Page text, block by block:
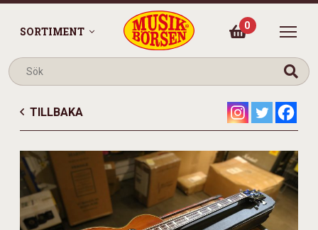
SORTIMENT 0
TILLBAKA